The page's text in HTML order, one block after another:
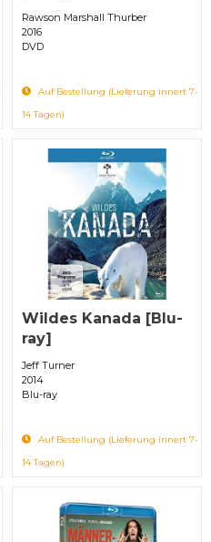
Rawson Marshall Thurber
2016
DVD
Auf Bestellung (Lieferung innert 7-
14 Tagen)
Wildes Kanada [Blu-
ray]
Jeff Turner
2014
Blu-ray
Auf Bestellung (Lieferung innert 7-
14 Tagen)